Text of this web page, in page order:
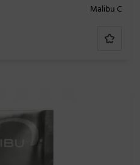
Malibu C